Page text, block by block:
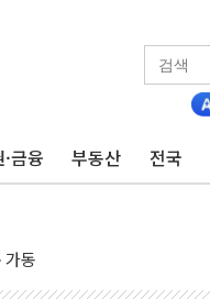
금융 부동산 전국
속 국정"
동